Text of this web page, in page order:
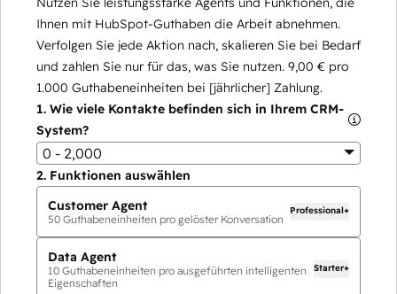
Ihnen mit HubSpot-Guthaben die Arbeit abnehmen.
Verfolgen Sie jede Aktion nach, skalieren Sie bei Bedarf
und zahlen Sie nur für das, was Sie nutzen. 9,00 € pro
1.000 Guthabeneinheiten bei [jährlicher] Zahlung.
1. Wie viele Kontakte befinden sich in Ihrem CRM-
System?
0 - 2,000
2. Funktionen auswählen
Customer Agent
50 Guthabeneinheiten pro gelöster Konversation
Professional+
Data Agent
10 Guthabeneinheiten pro ausgeführten intelligenten
Eigenschaften
Starter+